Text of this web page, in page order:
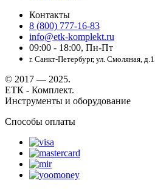
Контакты
8 (800) 777-16-83
info@etk-komplekt.ru
09:00 - 18:00, Пн-Пт
г. Санкт-Петербург, ул. Смоляная,
© 2017 — 2025.
ЕТК - Комплект.
Инструменты и оборудование
Способы оплаты